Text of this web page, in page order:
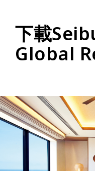
下載
Global